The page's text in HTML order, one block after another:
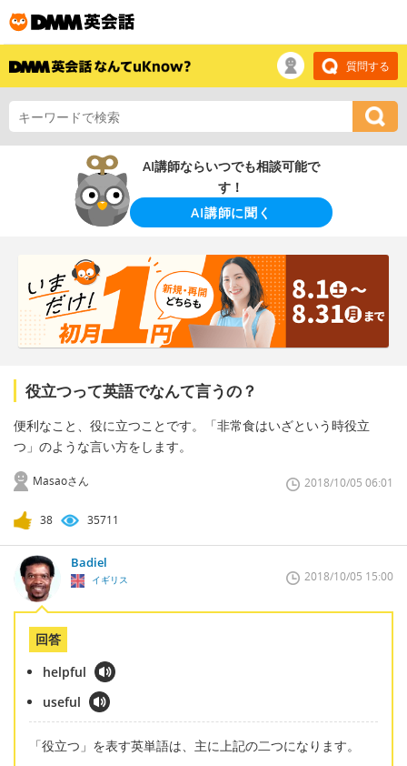
質問する
AI講師ならいつでも相談可能で
す！
AI講師に聞く
役立つって英語でなんて言うの？
便利なこと、役に立つことです。「非常食はいざという時役立
つ」のような言い方をします。
Masaoさん 2018/10/05 06:01
38 35711
Badiel
イギリス 2018/10/05 15:00
回答
helpful
useful
「役立つ」を表す英単語は、主に上記の二つになります。